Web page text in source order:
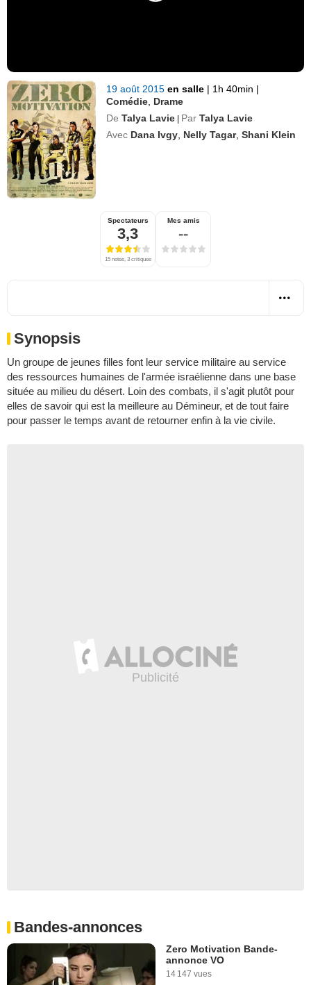
19 août 2015en salle | 1h 40min |
Comédie Drame
De Talya Lavie | Par Talya Lavie
Avec Dana Ivgy Nelly Tagar,Shani Klein
Spectateurs
3,3
15 notes, 3 critiques
Mes amis
--
Synopsis
Un groupe de jeunes filles font leur service militaire au service
des ressources humaines de l'armée israélienne dans une base
située au milieu du désert. Loin des combats, il s'agit plutôt pour
elles de savoir qui est la meilleure au Démineur, et de tout faire
pour passer le temps avant de retourner enfin à la vie civile.
Bandes-annonces
Zero Motivation Bande-
annonce VO
14 147 vues